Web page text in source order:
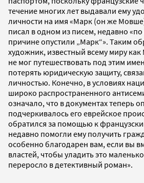
течение многих лет выдавали ему
личности на имя «Марк (он же
писал в одном из писем, недавно «по
причине опустили „Марк“». Таким
художник, известный всему миру
не мог путешествовать под этим
потерять юридическую защиту,
личностью. Конечно, в условиях
широко распространенного
означало, что в документах теперь
подчеркивалось его еврейское
обратился за помощью к
недавно помогли ему получить
особенно благодарен вам, если вы
властей, чтобы уладить это
переросло в детективный роман».